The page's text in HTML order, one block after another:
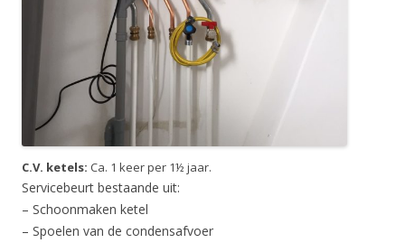
C.V. ketels: Ca. 1 keer per 1½ jaar.
Servicebeurt bestaande uit:
– Schoonmaken ketel
– Spoelen van de condensafvoer